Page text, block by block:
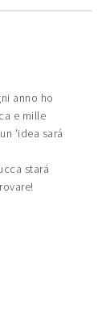
anno ho
e mille
'idea sará
stará